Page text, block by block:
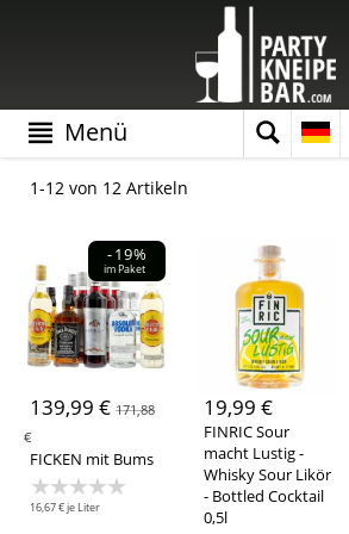
Menü
1-12 von 12 Artikeln
Material
Kunststoff
Metall(1) Karton / Pappe
Marke
-19%
im Paket
139,99 € 171,88
€
FICKEN mit Bums
★★★★★
16,67 € je Liter
19,99 €
FINRIC Sour
macht Lustig -
Whisky Sour Likör
- Bottled Cocktail
0,5l